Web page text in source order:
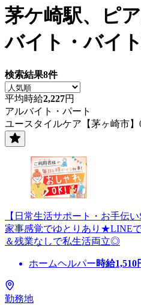
茅ケ崎駅、ピ
バイト・バイ
検索結果8件
平均時給2,227円
アルバイト・パート
ユースタイルケア【茅ヶ崎市】
【日常生活サポート・お手伝
家事感覚でゆとりあり★LINE
＆残業なしで私生活両立◎
ホームヘルパー時給1,510
勤務地